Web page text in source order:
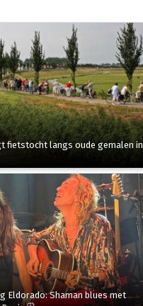
fietstocht langs oude gemalen in
Eldorado: Shaman blues met